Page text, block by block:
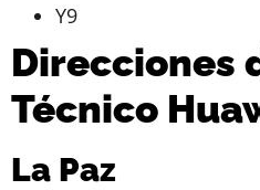
Y9
Direcciones
Técnico
La Paz